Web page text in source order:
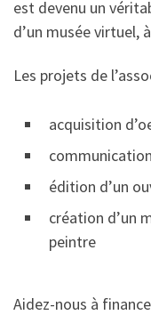
est devenu un
d’un musée virtuel,
Les projets de
acquisition
édition d’un
création d’un
peintre
Aidez-nous à